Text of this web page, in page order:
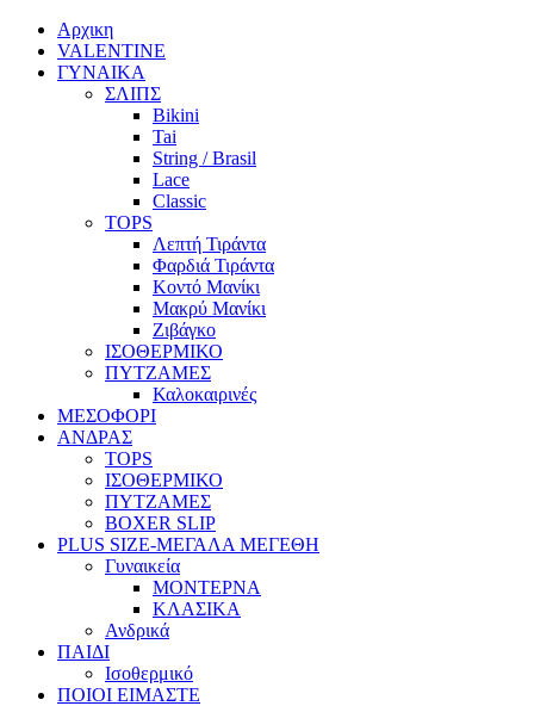
Αρχικη
VALENTINE
ΓΥΝΑΙΚΑ
ΣΛΙΠΣ
Bikini
Tai
String / Brasil
Lace
Classic
TOPS
Λεπτή Τιράντα
Φαρδιά Τιράντα
Κοντό Μανίκι
Μακρύ Μανίκι
Ζιβάγκο
ΙΣΟΘΕΡΜΙΚΟ
ΠΥΤΖΑΜΕΣ
Καλοκαιρινές
ΜΕΣΟΦΟΡΙ
ΑΝΔΡΑΣ
TOPS
ΙΣΟΘΕΡΜΙΚΟ
ΠΥΤΖΑΜΕΣ
BOXER SLIP
PLUS SIZE-ΜΕΓΑΛΑ ΜΕΓΕΘΗ
Γυναικεία
ΜΟΝΤΕΡΝΑ
ΚΛΑΣΙΚΑ
Ανδρικά
ΠΑΙΔΙ
Ισοθερμικό
ΠΟΙΟΙ ΕΙΜΑΣΤΕ